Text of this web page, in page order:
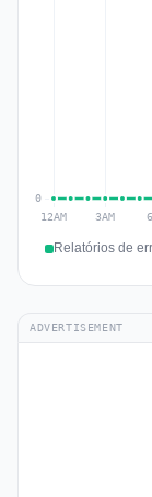
Relatórios de
ADVERTISEMENT